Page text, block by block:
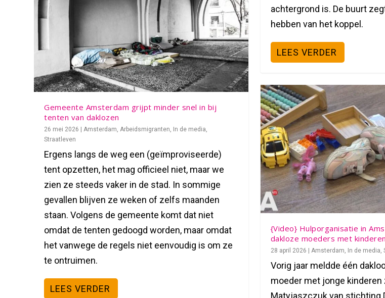
Gemeente Amsterdam grijpt minder snel in bij
tenten van daklozen
26 mei 2026 | Amsterdam Arbeidsmigranten In de media
Straatleven
Ergens langs de weg een (geïmproviseerde)
tent opzetten, het mag officieel niet, maar we
zien ze steeds vaker in de stad. In sommige
gevallen blijven ze weken of zelfs maanden
staan. Volgens de gemeente komt dat niet
omdat de tenten gedoogd worden, maar omdat
het vanwege de regels niet eenvoudig is om ze
te ontruimen.
LEES VERDER
achtergrond is. De buurt
hebben van het koppel.
LEES VERDER
{Video} Hulporganisatie in
dakloze moeders met kinderen
28 april 2026 Amsterdam, In de media,
Vorig jaar meldde één
moeder met jonge kinderen
Matyjaszczuk van stichting